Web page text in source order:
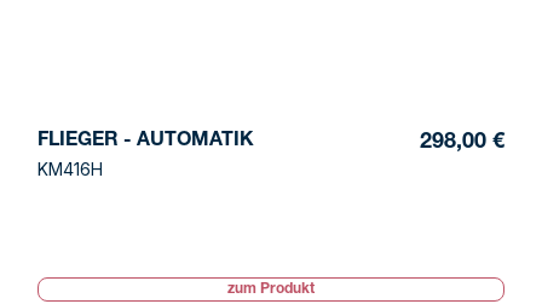
FLIEGER - AUTOMATIK
KM416H
298,00 €
zum Produkt